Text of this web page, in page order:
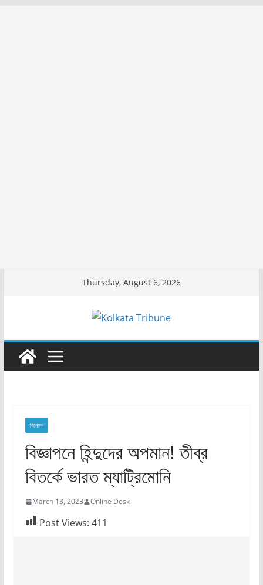
Thursday, August 6, 2026
বিনোদন
বিজ্ঞাপনে হিন্দুদের অপমান! তীব্র
বিতর্কে ভারত ম্যাট্রিমোনি
March 13, 2023 Online Desk
Post Views: 411